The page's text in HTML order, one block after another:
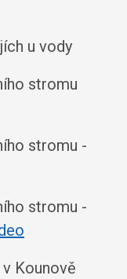
u vody
stromu
stromu -
stromu -
Kounově